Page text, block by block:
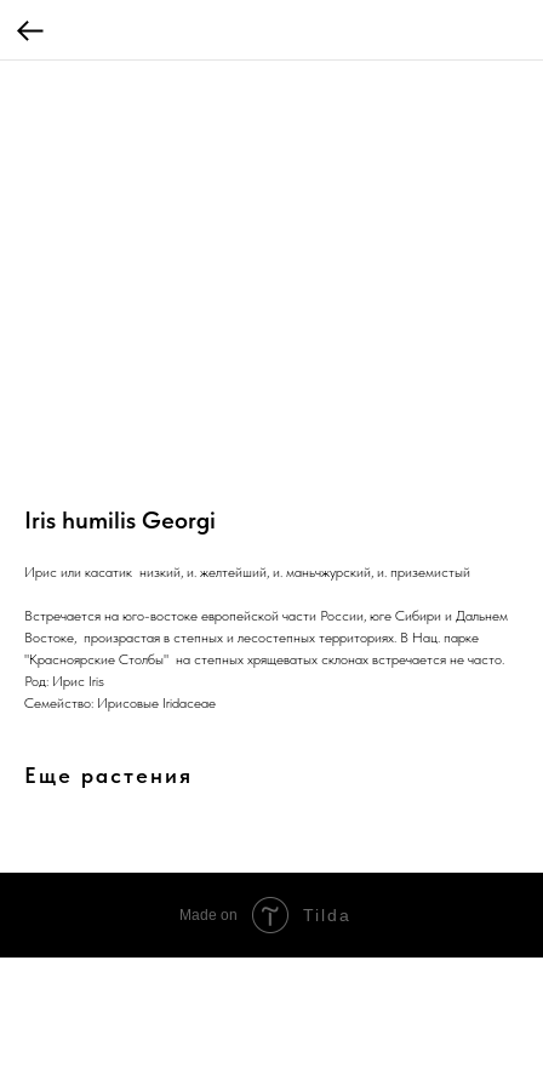
Iris humilis Georgi
Ирис или касатик низкий, и. желтейший, и. маньчжурский, и. приземистый
Встречается на юго-востоке европейской части России, юге Сибири и Дальнем
Востоке, произрастая в степных и лесостепных территориях. В Нац. парке
"Красноярские Столбы" на степных хрящеватых склонах встречается не часто.
Род: Ирис Iris
Семейство: Ирисовые Iridaceae
Еще растения
Made on Tilda